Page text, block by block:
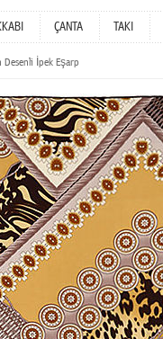
ÇANTA TAKI
Desenli İpek Eşarp